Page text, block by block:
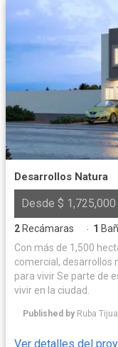
Desarrollos Natura
Desde $ 1,725,000
2 Recámaras · 1
Con más de 1,500
comercial, desarrollos
para vivir Se parte de
vivir en la ciudad.
Published by Ruba
Ver detalles del